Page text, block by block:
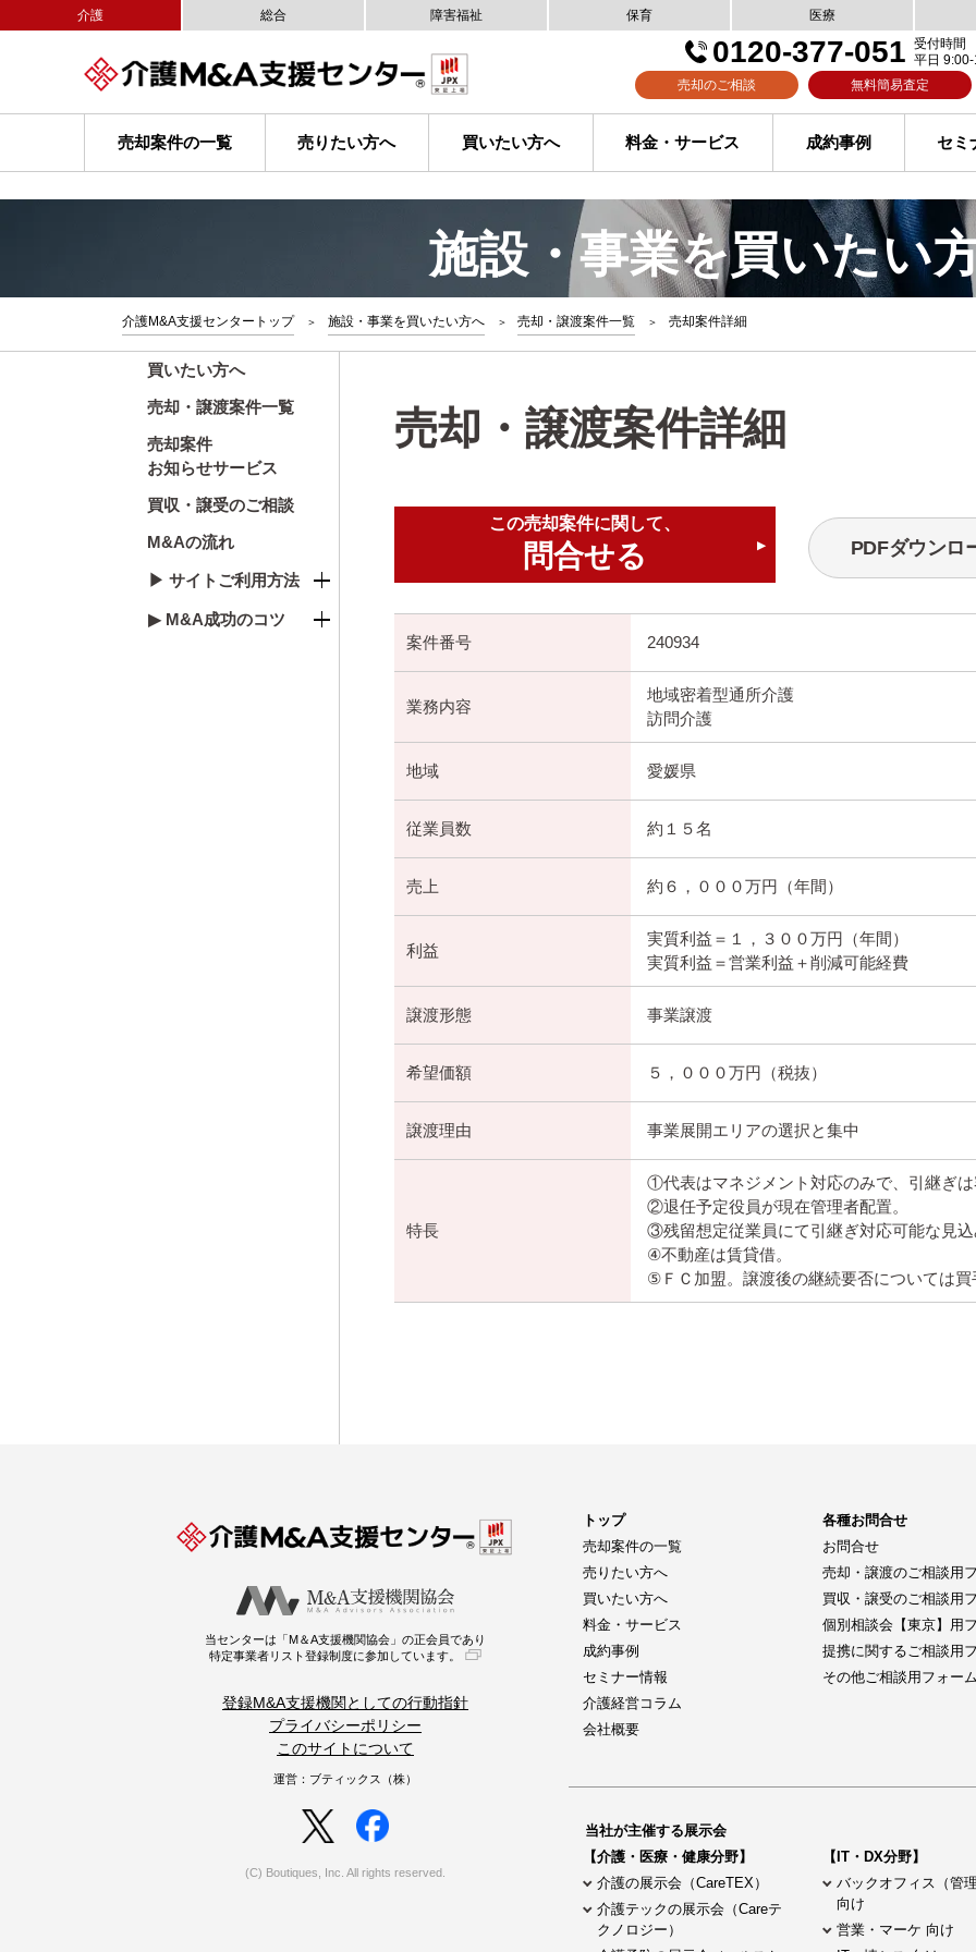
介護 総合 障害福祉 保育 医療
0120-377-051 受付時間
平日
売却のご相談
無料簡易査定
売却案件の一覧 売りたい方へ 買いたい方へ 料金・サービス 成約事例 セミ
施設・事業を買いたい
介護M&A支援センタートップ 施設・事業を買いたい方へ 売却・譲渡案件一覧 売却案件詳細
買いたい方へ
売却・譲渡案件一覧
売却案件
お知らせサービス
買収・譲受のご相談
M&Aの流れ
▶ サイトご利用方法
▶ M&A成功のコツ
売却・譲渡案件詳細
この売却案件に関して、
問合せる ▶ PDFダウンロ
案件番号 240934
業務内容
地域密着型通所介護
訪問介護
地域 愛媛県
従業員数 約１５名
売上 約６，０００万円（年間）
利益
実質利益＝１，３００万円（年間）
実質利益＝営業利益＋削減可能経費
譲渡形態 事業譲渡
希望価額 ５，０００万円（税抜）
譲渡理由 事業展開エリアの選択と集中
特長
①代表はマネジメント対応のみで、引継ぎは
②退任予定役員が現在管理者配置。
③残留想定従業員にて引継ぎ対応可能な見込
④不動産は賃貸借。
⑤ＦＣ加盟。譲渡後の継続要否については買
当センターは「M＆A支援機関協会」の正会員であり
特定事業者リスト登録制度に参加しています。
登録M&A支援機関としての行動指針
プライバシーポリシー
このサイトについて
運営：ブティックス（株）
(C) Boutiques, Inc. All rights reserved.
トップ
売却案件の一覧
売りたい方へ
買いたい方へ
料金・サービス
成約事例
セミナー情報
介護経営コラム
会社概要
各種お問合せ
お問合せ
売却・譲渡のご相談用
買収・譲受のご相談用
個別相談会【東京】用
提携に関するご相談用
その他ご相談用フォーム
当社が主催する展示会
【介護・医療・健康分野】
介護の展示会（CareTEX）
介護テックの展示会（Careテ
クノロジー）
【IT・DX分野】
バックオフィス（管理
向け
営業・マーケ 向け